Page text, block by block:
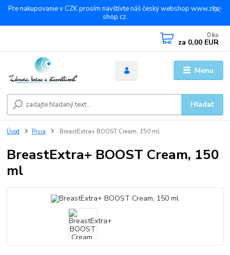
Pre nakupovanie v CZK prosím navštívte náš český webshop www.zks-
shop.cz.
Menu
Hľadať
0 ks
za 0,00 EUR
Úvod Prsia BreastExtra+ BOOST Cream, 150 ml
BreastExtra+ BOOST Cream, 150
ml